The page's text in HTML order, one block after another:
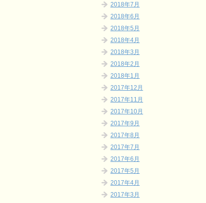
2018年7月
2018年6月
2018年5月
2018年4月
2018年3月
2018年2月
2018年1月
2017年12月
2017年11月
2017年10月
2017年9月
2017年8月
2017年7月
2017年6月
2017年5月
2017年4月
2017年3月